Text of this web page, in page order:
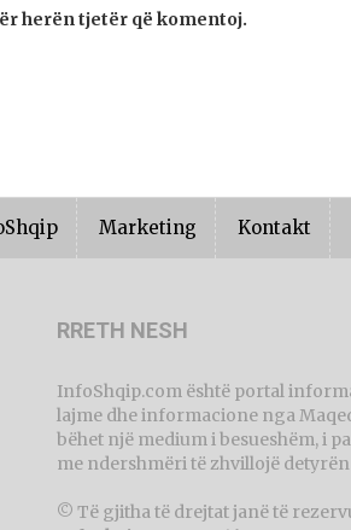
herën tjetër që komentoj.
Marketing Kontakt
RRETH NESH
InfoShqip.com është portal
lajme dhe informacione nga
bëhet një medium i besueshëm, i
me ndershmëri të zhvillojë
© Të gjitha të drejtat janë të